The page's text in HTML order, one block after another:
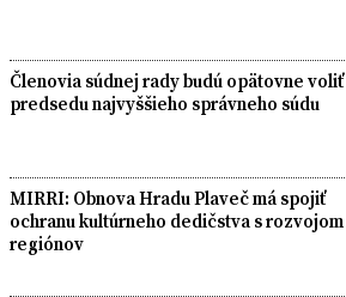
Členovia súdnej rady budú opätovne voliť
predsedu najvyššieho správneho súdu
MIRRI: Obnova Hradu Plaveč má spojiť
ochranu kultúrneho dedičstva s rozvojom
regiónov